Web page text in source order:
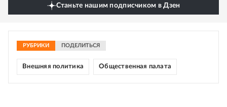
Станьте нашим подписчиком в Дзен
РУБРИКИ ПОДЕЛИТЬСЯ
Внешняя политика Общественная палата